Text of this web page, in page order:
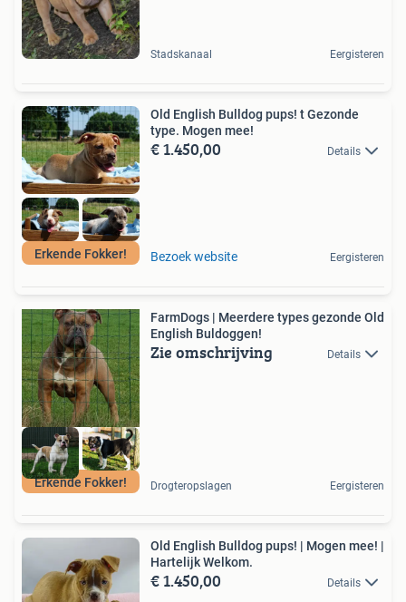
Stadskanaal Eergisteren
Erkende Fokker!
Old English Bulldog pups! t Gezonde
type. Mogen mee!
€ 1.450,00 Details
Bezoek website Eergisteren
Erkende Fokker!
FarmDogs | Meerdere types gezonde Old
English Buldoggen!
Zie omschrijving Details
Drogteropslagen Eergisteren
Old English Bulldog pups! | Mogen mee! |
Hartelijk Welkom.
€ 1.450,00 Details